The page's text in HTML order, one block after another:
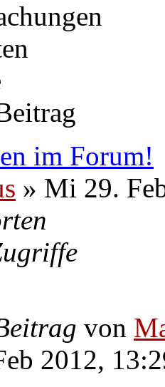
im Forum!
» Mi 29.
von
2012,